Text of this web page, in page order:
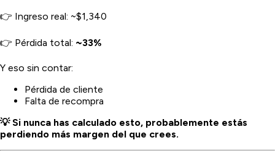
👉 Ingreso real: ~$1,340
👉 Pérdida total: ~33%
Y eso sin contar:
Pérdida de cliente
Falta de recompra
💡 Si nunca has calculado esto, probablemente estás
perdiendo más margen del que crees.